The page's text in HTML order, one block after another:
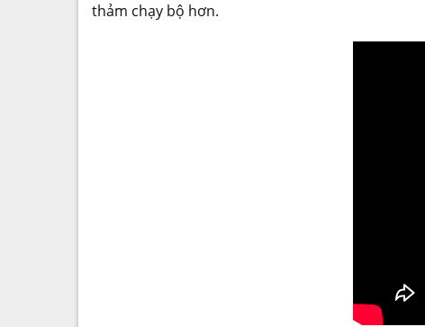
thảm chạy bộ hơn.